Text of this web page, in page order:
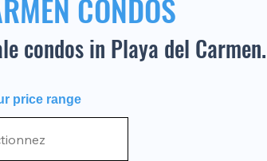
CONDOS
condos in Playa del Carmen.
price range